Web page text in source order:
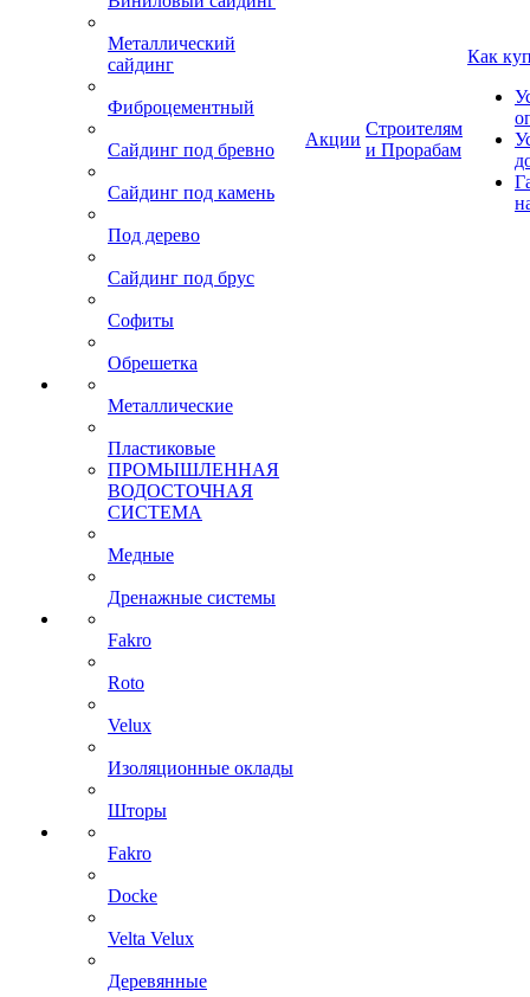
Металлический
сайдинг
Фиброцементный
Сайдинг под бревно
Сайдинг под камень
Под дерево
Сайдинг под брус
Софиты
Обрешетка
Металлические
Пластиковые
ПРОМЫШЛЕННАЯ
ВОДОСТОЧНАЯ
СИСТЕМА
Медные
Дренажные системы
Fakro
Roto
Velux
Изоляционные оклады
Шторы
Fakro
Docke
Velta Velux
Деревянные
Акции
Строителям
и Прорабам
Как